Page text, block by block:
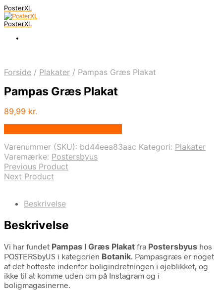
PosterXL
PosterXL
Forside / Plakater / Pampas Græs Plakat
Pampas Græs Plakat
89,99 kr.
Varenummer (SKU): bd44eea83aac Kategori: Plakater
Varemærke: Postersbyus
Previous Product
Next Product
Beskrivelse
Beskrivelse
Vi har fundet Pampas I Græs Plakat fra Postersbyus hos
POSTERSbyUS i kategorien Botanik. Pampasgræs er noget
af det hotteste indenfor boligindretningen i øjeblikket, og
ikke til at komme uden om på Instagram og i
boligmagasinerne.